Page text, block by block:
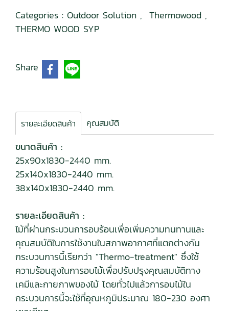
Categories : Outdoor Solution , Thermowood ,
THERMO WOOD SYP
Share
รายละเอียดสินค้า คุณสมบัติ
ขนาดสินค้า :
25x90x1830-2440 mm.
25x140x1830-2440 mm.
38x140x1830-2440 mm.
รายละเอียดสินค้า :
ไม้ที่ผ่านกระบวนการอบร้อนเพื่อเพิ่มความทนทานและ
คุณสมบัติในการใช้งานในสภาพอากาศที่แตกต่างกัน
กระบวนการนี้เรียกว่า "Thermo-treatment" ซึ่งใช้
ความร้อนสูงในการอบไม้เพื่อปรับปรุงคุณสมบัติทาง
เคมีและกายภาพของไม้ โดยทั่วไปแล้วการอบไม้ใน
กระบวนการนี้จะใช้ที่อุณหภูมิประมาณ 180-230 องศา